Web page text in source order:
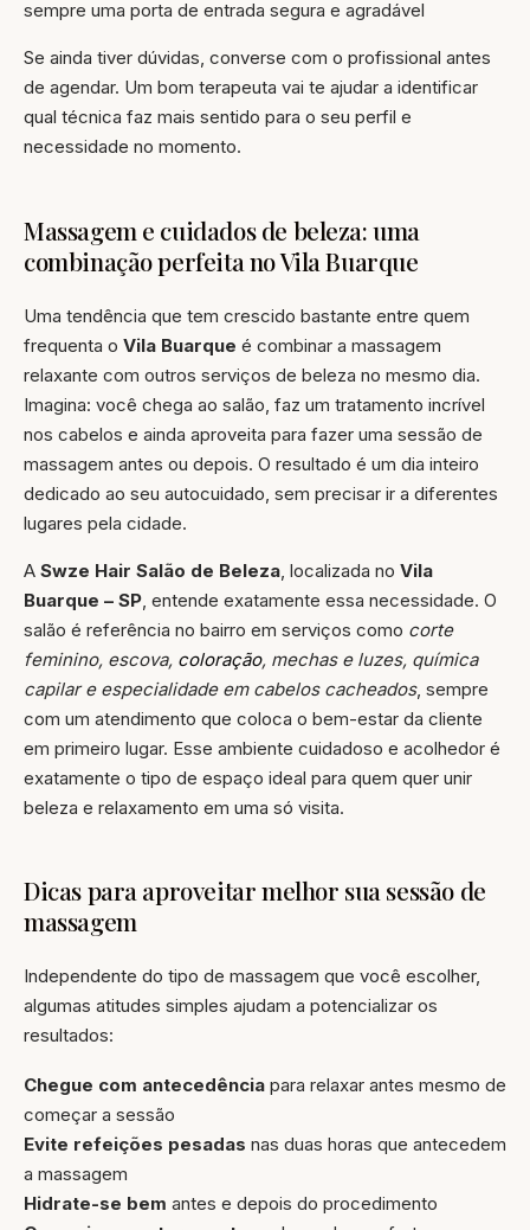
sempre uma porta de entrada segura e agradável
Se ainda tiver dúvidas, converse com o profissional antes
de agendar. Um bom terapeuta vai te ajudar a identificar
qual técnica faz mais sentido para o seu perfil e
necessidade no momento.
Massagem e cuidados de beleza: uma
combinação perfeita no Vila Buarque
Uma tendência que tem crescido bastante entre quem
frequenta o Vila Buarque é combinar a massagem
relaxante com outros serviços de beleza no mesmo dia.
Imagina: você chega ao salão, faz um tratamento incrível
nos cabelos e ainda aproveita para fazer uma sessão de
massagem antes ou depois. O resultado é um dia inteiro
dedicado ao seu autocuidado, sem precisar ir a diferentes
lugares pela cidade.
A Swze Hair Salão de Beleza , localizada no Vila
Buarque – SP , entende exatamente essa necessidade. O
salão é referência no bairro em serviços como corte
feminino, escova, coloração, mechas e luzes, química
capilar e especialidade em cabelos cacheados, sempre
com um atendimento que coloca o bem-estar da cliente
em primeiro lugar. Esse ambiente cuidadoso e acolhedor é
exatamente o tipo de espaço ideal para quem quer unir
beleza e relaxamento em uma só visita.
Dicas para aproveitar melhor sua sessão de
massagem
Independente do tipo de massagem que você escolher,
algumas atitudes simples ajudam a potencializar os
resultados:
Chegue com antecedência para relaxar antes mesmo de
começar a sessão
Evite refeições pesadas nas duas horas que antecedem
a massagem
Hidrate-se bem antes e depois do procedimento